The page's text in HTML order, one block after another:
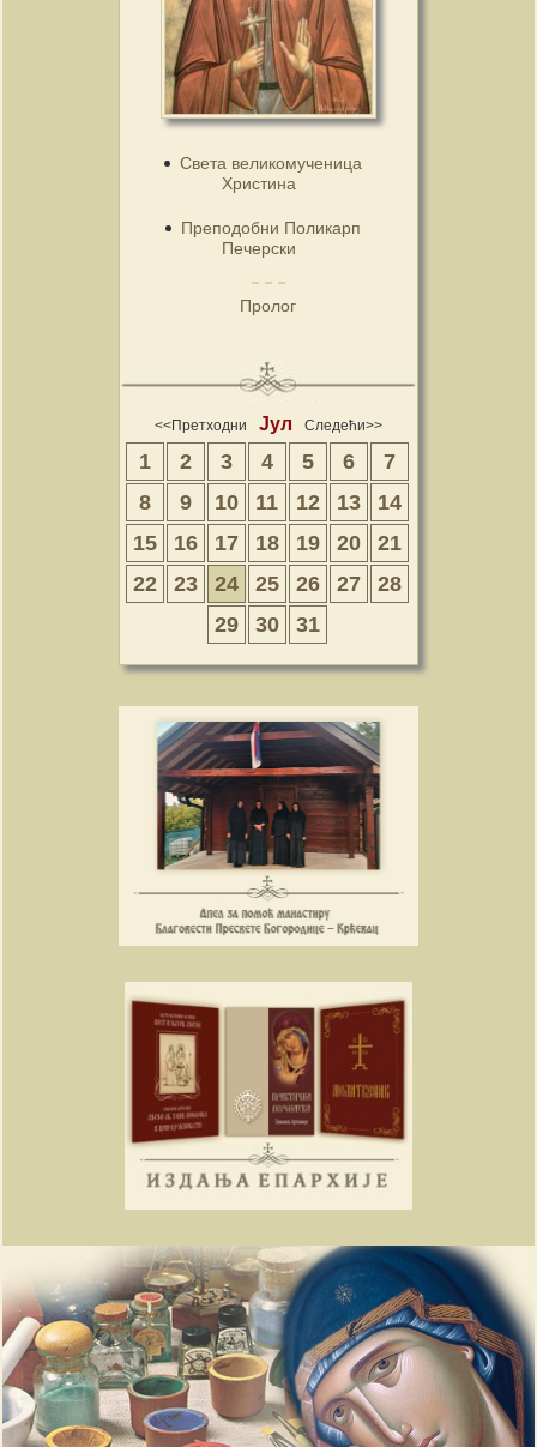
Света великомученица
Христина
Преподобни Поликарп
Печерски
Пролог
<<Претходни Јул Следећи>>
1 2 3 4 5 6
7
8
9 10 11 12 13
14
15
16 17 18 19 20
21
22
23 24 25 26 27
28
29
30 31